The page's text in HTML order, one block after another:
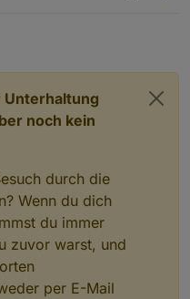
Unterhaltung
noch kein
durch die
Wenn du dich
du immer
zuvor warst, und
per E-Mail